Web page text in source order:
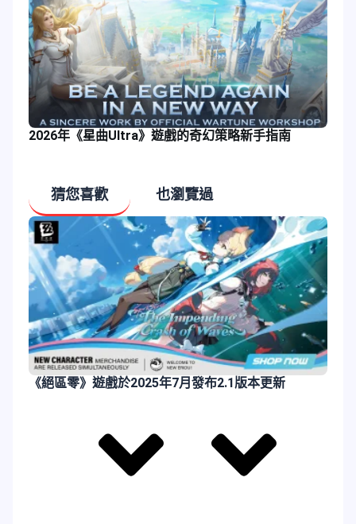
2026年《星曲Ultra》遊戲的奇幻策略新手指南
猜您喜歡 也瀏覽過
《絕區零》遊戲於2025年7月發布2.1版本更新